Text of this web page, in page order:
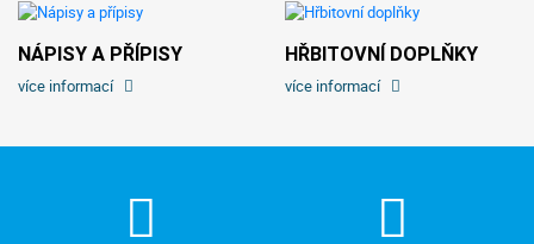
NÁPISY A PŘÍPISY
více informací
HŘBITOVNÍ DOPLŇKY
více informací